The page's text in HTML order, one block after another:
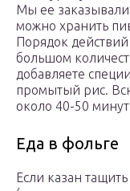
Мы ее
можно хранить
Порядок
большом
добавляете
промытый рис. Всю
около 40-50 минут
Еда в фольге
Если казан